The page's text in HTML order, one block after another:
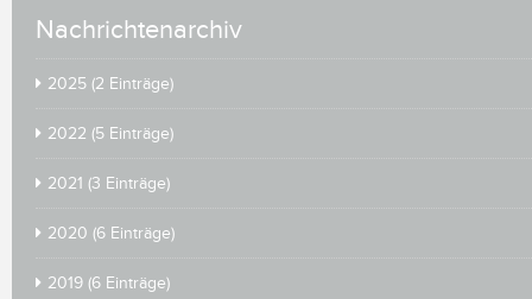
Nachrichtenarchiv
2025 (2 Einträge)
2022 (5 Einträge)
2021 (3 Einträge)
2020 (6 Einträge)
2019 (6 Einträge)